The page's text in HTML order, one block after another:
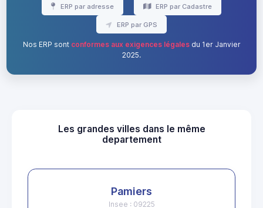
ERP par adresse ERP par Cadastre
ERP par GPS
Nos ERP sont conformes aux exigences légalesdu 1er Janvier
2025.
Les grandes villes dans le même
departement
Pamiers
Insee : 09225